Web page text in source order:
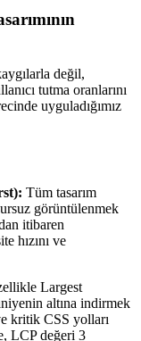
değil,
tutma oranlarını
uyguladığımız
Tüm tasarım
görüntülenmek
itibaren
hızını ve
Largest
altına indirmek
kritik CSS yolları
LCP değeri 3